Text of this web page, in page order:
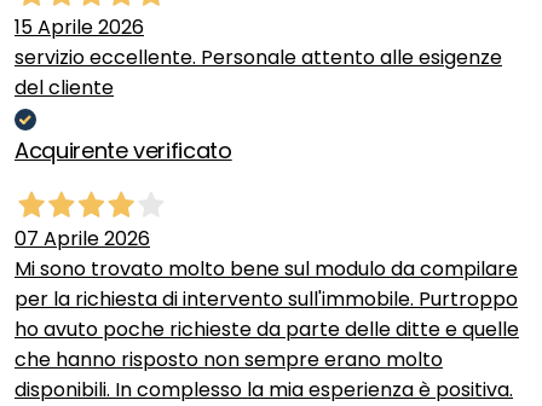
15 Aprile 2026
servizio eccellente. Personale attento alle esigenze
del cliente
Acquirente verificato
07 Aprile 2026
Mi sono trovato molto bene sul modulo da compilare
per la richiesta di intervento sull'immobile. Purtroppo
ho avuto poche richieste da parte delle ditte e quelle
che hanno risposto non sempre erano molto
disponibili. In complesso la mia esperienza è positiva.